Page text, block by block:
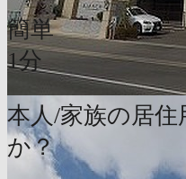
簡単
1分
本人/家族の居
か？